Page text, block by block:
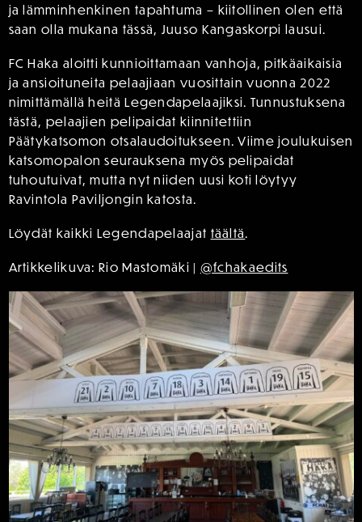
ja lämminhenkinen tapahtuma – kiitollinen olen että
saan olla mukana tässä, Juuso Kangaskorpi lausui.
FC Haka aloitti kunnioittamaan vanhoja, pitkäaikaisia
ja ansioituneita pelaajiaan vuosittain vuonna 2022
nimittämällä heitä Legendapelaajiksi. Tunnustuksena
tästä, pelaajien pelipaidat kiinnitettiin
Päätykatsomon otsalaudoitukseen. Viime joulukuisen
katsomopalon seurauksena myös pelipaidat
tuhoutuivat, mutta nyt niiden uusi koti löytyy
Ravintola Paviljongin katosta.
Löydät kaikki Legendapelaajat täältä.
Artikkelikuva: Rio Mastomäki | @fchakaedits